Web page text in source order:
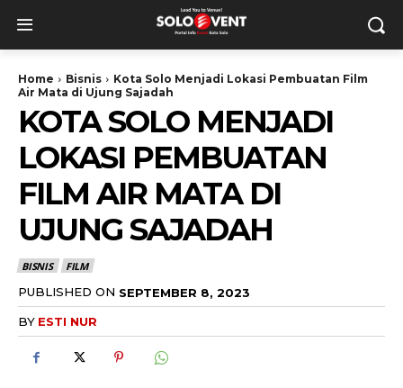
Home Bisnis
Kota Solo Menjadi Lokasi Pembuatan Film
Air Mata di Ujung Sajadah
KOTA SOLO MENJADI
LOKASI PEMBUATAN
FILM AIR MATA DI
UJUNG SAJADAH
BISNIS FILM
PUBLISHED ON SEPTEMBER 8, 2023
BY ESTI NUR